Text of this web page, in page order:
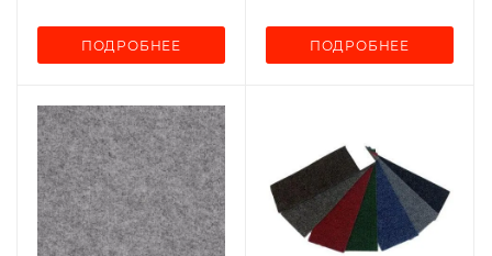
ПОДРОБНЕЕ ПОДРОБНЕЕ